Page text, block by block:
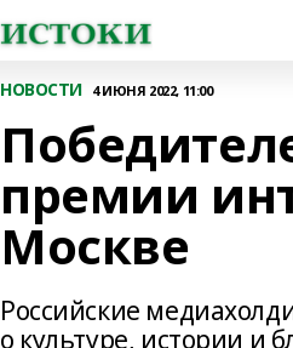
НОВОСТИ 4 ИЮНЯ 2022, 11:00
премии
Москве
Российские
о культуре, истории и